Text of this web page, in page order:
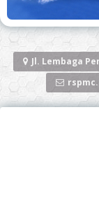
Jl. Lembaga